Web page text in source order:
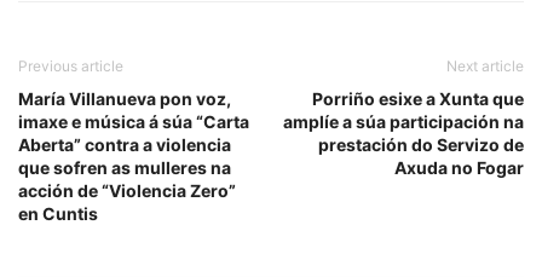
Previous article
María Villanueva pon voz,
imaxe e música á súa “Carta
Aberta” contra a violencia
que sofren as mulleres na
acción de “Violencia Zero”
en Cuntis
Next article
Porriño esixe a Xunta que
amplíe a súa participación na
prestación do Servizo de
Axuda no Fogar